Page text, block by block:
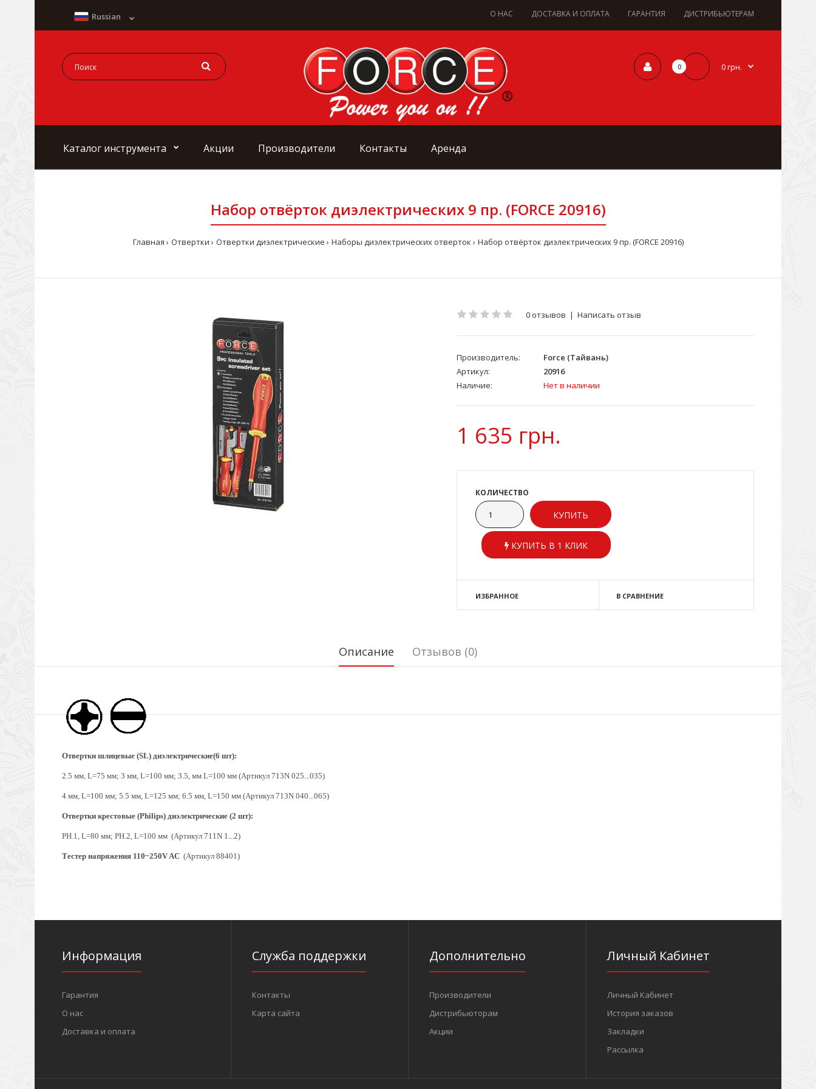
О НАС ДОСТАВКА И ОПЛАТА ГАРАНТИЯ ДИСТРИБЬЮТЕРАМ
Russian
0 0 грн.
Каталог инструмента Акции Производители Контакты Аренда
Набор отвёрток диэлектрических 9 пр. (FORCE 20916)
Главная Отвертки Отвертки диэлектрические Наборы диэлектрических отверток Набор отвёрток диэлектрических 9 пр. (FORCE 20916)
0 отзывов | Написать отзыв
Производитель:
Force (Тайвань)
Артикул:
20916
Наличие:
Нет в наличии
1 635 грн.
КОЛИЧЕСТВО
КУПИТЬ В 1 КЛИК
ИЗБРАННОЕ В СРАВНЕНИЕ
Описание Отзывов (0)
Отвертки шлицевые (SL) диэлектрические(6 шт):
2.5 мм, L=75 мм; 3 мм, L=100 мм; 3.5, мм L=100 мм (Артикул 713N 025...035)
4 мм, L=100 мм; 5.5 мм, L=125 мм; 6.5 мм, L=150 мм (Артикул 713N 040...065)
Отвертки крестовые (Philips) диэлектрические (2 шт):
PH.1, L=80 мм; PH.2, L=100 мм (Артикул 711N 1...2)
Тестер напряжения 110~250V AC (Артикул 88401)
Информация
Гарантия
О нас
Доставка и оплата
Служба поддержки
Контакты
Карта сайта
Дополнительно
Производители
Дистрибьюторам
Акции
Личный Кабинет
Личный Кабинет
История заказов
Закладки
Рассылка